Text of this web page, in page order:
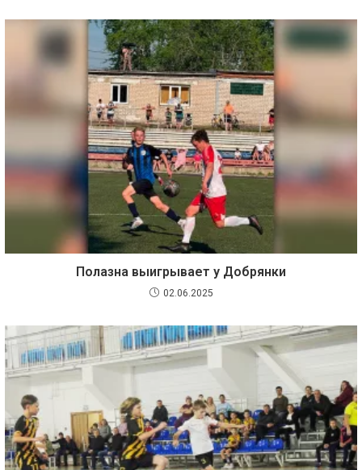
Полазна выигрывает у Добрянки
02.06.2025